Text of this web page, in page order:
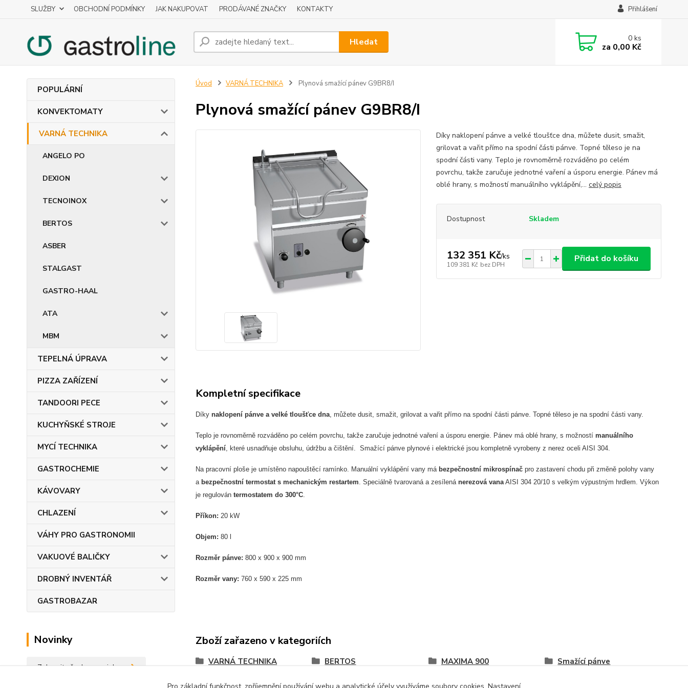
SLUŽBY OBCHODNÍ PODMÍNKY JAK NAKUPOVAT PRODÁVANÉ ZNAČKY KONTAKTY Přihlášení
Hledat 0ks
za 0,00 Kč
POPULÁRNÍ
KONVEKTOMATY
VARNÁ TECHNIKA
ANGELO PO
DEXION
TECNOINOX
BERTOS
ASBER
STALGAST
GASTRO-HAAL
ATA
MBM
TEPELNÁ ÚPRAVA
PIZZA ZAŘÍZENÍ
TANDOORI PECE
KUCHYŇSKÉ STROJE
MYCÍ TECHNIKA
GASTROCHEMIE
KÁVOVARY
CHLAZENÍ
VÁHY PRO GASTRONOMII
VAKUOVÉ BALIČKY
DROBNÝ INVENTÁŘ
GASTROBAZAR
Novinky
Zobrazit všechny novinky
Úvod VARNÁ TECHNIKA Plynová smažící pánev G9BR8/I
Plynová smažící pánev G9BR8/I
Díky naklopení pánve a velké tloušťce dna, můžete dusit, smažit,
grilovat a vařit přímo na spodní části pánve. Topné těleso je na
spodní části vany. Teplo je rovnoměrně rozváděno po celém
povrchu, takže zaručuje jednotné vaření a úsporu energie. Pánev má
oblé hrany, s možností manuálního vyklápění,... celý popis
Dostupnost Skladem
132 351 Kč/ks
109 381 Kč bez DPH
Přidat do košíku
Kompletní specifikace
Díky naklopení pánve a velké tloušťce dna, můžete dusit, smažit, grilovat a vařit přímo na spodní části pánve. Topné těleso je na spodní části vany.
Teplo je rovnoměrně rozváděno po celém povrchu, takže zaručuje jednotné vaření a úsporu energie. Pánev má oblé hrany, s možností manuálního
vyklápění, které usnadňuje obsluhu, údržbu a čištění. Smažící pánve plynové i elektrické jsou kompletně vyrobeny z nerez oceli AISI 304.
Na pracovní ploše je umístěno napouštěcí ramínko. Manuální vyklápění vany má bezpečnostní mikrospínač pro zastavení chodu při změně polohy vany
a bezpečnostní termostat s mechanickým restartem . Speciálně tvarovaná a zesílená nerezová vanaAISI 304 20/10 s velkým výpustným hrdlem. Výkon
je regulován termostatem do 300°C.
Příkon: 20 kW
Objem: 80 l
Rozměr pánve: 800 x 900 x 900 mm
Rozměr vany: 760 x 590 x 225 mm
Zboží zařazeno v kategoriích
VARNÁ TECHNIKA BERTOS MAXIMA 900 Smažící pánve